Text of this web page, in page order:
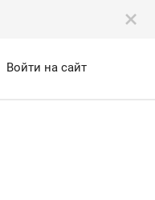
Войти на сайт